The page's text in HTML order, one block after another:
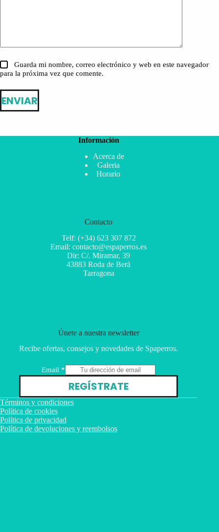
Guarda mi nombre, correo electrónico y web en este navegador
para la próxima vez que comente.
ENVIAR
Información
Acerca de
Galeria
Horario
Contacto
Telf: (+34) 623 307 872
Email: contacto@espaperros.es
Dir: C/. Miramar, 39
43883 Roda de Berà
Tarragona
Únete a nuestra newsletter
Recibe ofertas, consejos y novedades de Spaperros.
m
i
l
Email *
REGÍSTRATE
Términos y condiciones
Política de cookies
Política de privacidad
Política de devoluciones y reembolsos